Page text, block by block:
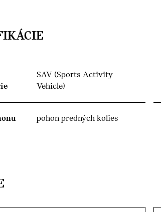
SAV (Sports Activity
Vehicle)
pohon predných kolies